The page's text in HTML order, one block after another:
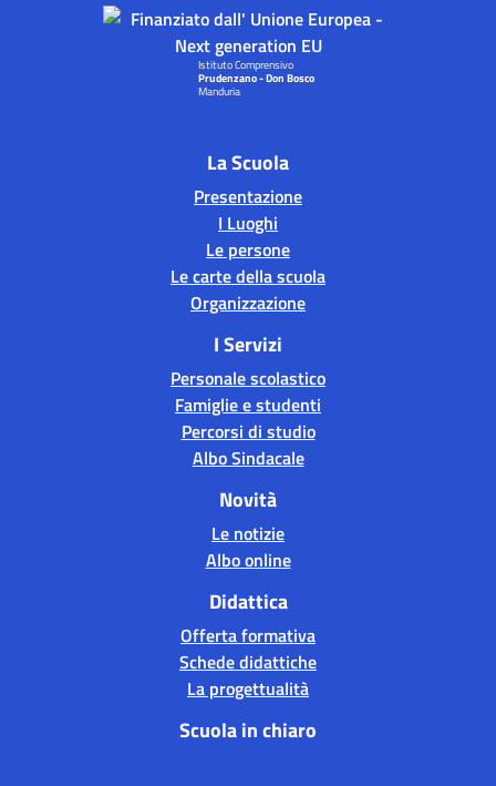
Istituto Comprensivo
Prudenzano - Don Bosco
Manduria
La Scuola
Presentazione
I Luoghi
Le persone
Le carte della scuola
Organizzazione
I Servizi
Personale scolastico
Famiglie e studenti
Percorsi di studio
Albo Sindacale
Novità
Le notizie
Albo online
Didattica
Offerta formativa
Schede didattiche
La progettualità
Scuola in chiaro